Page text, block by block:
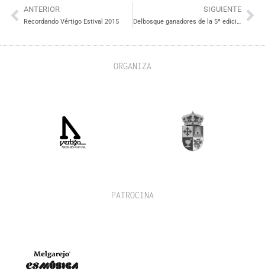
ANTERIOR
Recordando Vértigo Estival 2015
SIGUIENTE
Delbosque ganadores de la 5ª edición NEIA
ORGANIZA
PATROCINA